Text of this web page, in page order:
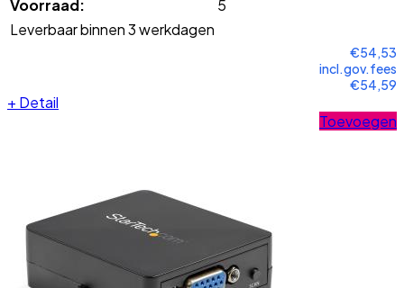
Voorraad:
5
Leverbaar binnen 3 werkdagen
€54,53
incl.gov.fees
€54,59
+ Detail
Toevoegen